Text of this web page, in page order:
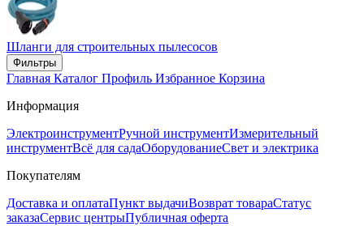
Шланги для строительных пылесосов
Фильтры
Главная Каталог Профиль Избранное Корзина
Информация
ЭлектроинструментРучной инструментИзмерительный
инструментВсё для садаОборудованиеСвет и электрика
Покупателям
Доставка и оплатаПункт выдачиВозврат товараСтатус
заказаСервис центрыПубличная оферта